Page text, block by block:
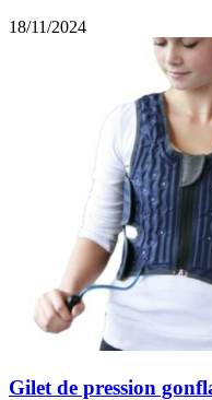
18/11/2024
Gilet de pression